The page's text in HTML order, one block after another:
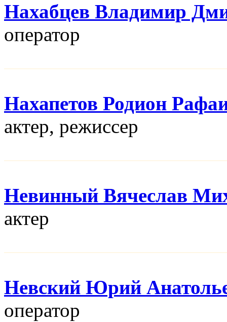
Нахабцев Владимир
оператор
Нахапетов Родион
актер, режисcер
Невинный Вячеслав
актер
Невский Юрий
оператор